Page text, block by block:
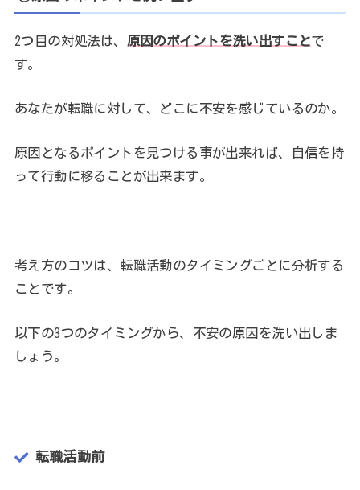
2つ目の対処法は、 原因のポイントを洗い出すことで
す。
あなたが転職に対して、どこに不安を感じているのか。
原因となるポイントを見つける事が出来れば、自信を持
って行動に移ることが出来ます。
考え方のコツは、転職活動のタイミングごとに分析する
ことです。
以下の3つのタイミングから、不安の原因を洗い出しま
しょう。
転職活動前